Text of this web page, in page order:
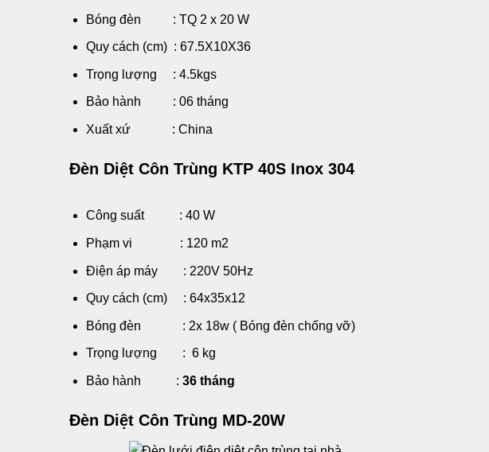
Bóng đèn : TQ 2 x 20 W
Quy cách (cm) : 67.5X10X36
Trọng lượng : 4.5kgs
Bảo hành : 06 tháng
Xuất xứ : China
Đèn Diệt Côn Trùng KTP 40S Inox 304
Công suất : 40 W
Phạm vi : 120 m2
Điện áp máy : 220V 50Hz
Quy cách (cm) : 64x35x12
Bóng đèn : 2x 18w ( Bóng đèn chống vỡ)
Trọng lượng : 6 kg
Bảo hành : 36 tháng
Đèn Diệt Côn Trùng MD-20W